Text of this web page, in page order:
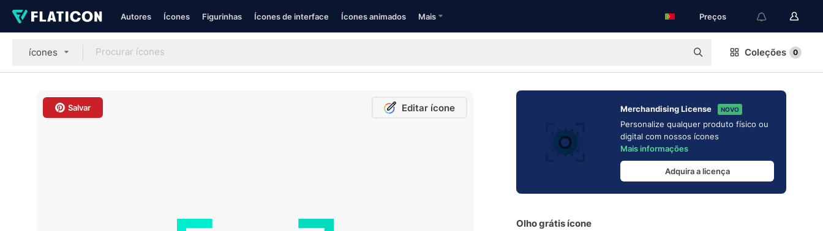
Autores Ícones Figurinhas Ícones de interface Ícones animados Mais Preços
ícones Coleções 0
Salvar Editar ícone Merchandising License NOVO
Personalize qualquer produto físico ou
digital com nossos ícones
Mais informações
Adquira a licença
Olho grátis ícone